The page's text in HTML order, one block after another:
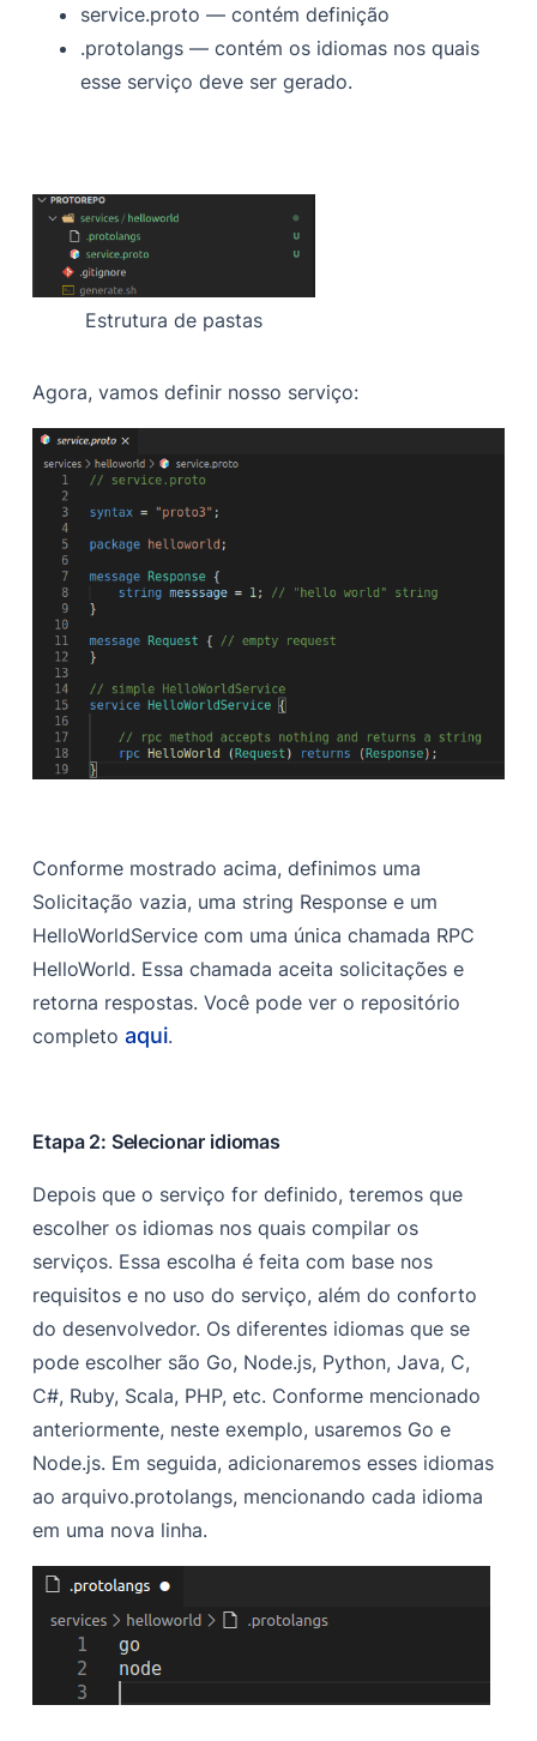
service.proto — contém definição
.protolangs — contém os idiomas nos quais
esse serviço deve ser gerado.
Estrutura de pastas
Agora, vamos definir nosso serviço:
Conforme mostrado acima, definimos uma
Solicitação vazia, uma string Response e um
HelloWorldService com uma única chamada RPC
HelloWorld. Essa chamada aceita solicitações e
retorna respostas. Você pode ver o repositório
completoaqui.
Etapa 2: Selecionar idiomas
Depois que o serviço for definido, teremos que
escolher os idiomas nos quais compilar os
serviços. Essa escolha é feita com base nos
requisitos e no uso do serviço, além do conforto
do desenvolvedor. Os diferentes idiomas que se
pode escolher são Go, Node.js, Python, Java, C,
C#, Ruby, Scala, PHP, etc. Conforme mencionado
anteriormente, neste exemplo, usaremos Go e
Node.js. Em seguida, adicionaremos esses idiomas
ao arquivo.protolangs, mencionando cada idioma
em uma nova linha.